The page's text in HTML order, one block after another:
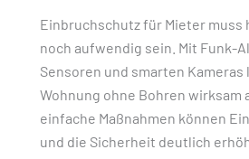
Einbruchschutz für Mieter
noch aufwendig sein. Mit Funk-
Sensoren und smarten Kameras
Wohnung ohne Bohren wirksam
einfache Maßnahmen können
und die Sicherheit deutlich